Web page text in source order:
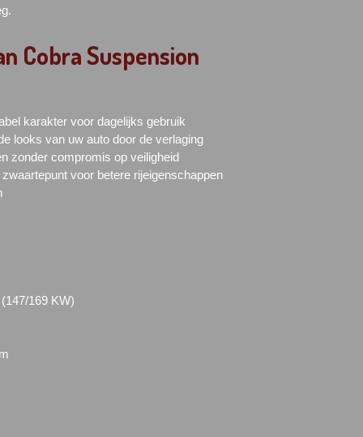
Cobra Suspension
karakter voor dagelijks gebruik
looks van uw auto door de verlaging
zonder compromis op veiligheid
voor betere rijeigenschappen
169 KW)